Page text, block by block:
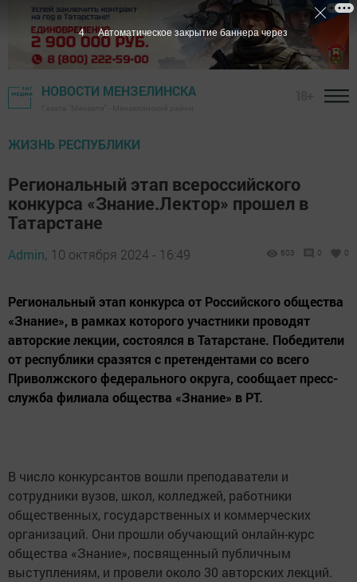
НОВОСТИ МЕНЗЕЛИНСКА
ЖИЗНЬ РЕСПУБЛИКИ
Региональный этап всероссийского
конкурса «Знание.Лектор» прошел в
Татарстане
Admin, 10 октября 2024 - 16:49 603 0 0
Региональный этап конкурса от Российского общества
«Знание», в рамках которого участники проводят
авторские лекции, состоялся в Татарстане. Победители
от республики сразятся с претендентами со всего
Приволжского федерального округа, сообщает пресс-
служба филиала общества «Знание» в РТ.
В число конкурсантов вошли преподаватели и
сотрудники вузов, школ, колледжей, работники
общественных, государственных и коммерческих
организаций. Они прошли обучающий онлайн-курс
общества «Знание», посвященный публичным
выступлениям, и провели около 30 авторских лекций.
3 Автоматическое закрытие баннера через